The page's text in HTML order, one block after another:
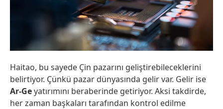
Haitao, bu sayede Çin pazarını geliştirebileceklerini
belirtiyor. Çünkü pazar dünyasında gelir var. Gelir ise
Ar-Geyatırımını beraberinde getiriyor. Aksi takdirde,
her zaman başkaları tarafından kontrol edilme